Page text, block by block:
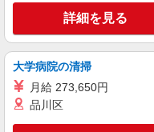
詳細を見る
大学病院の清掃
月給 273,650円
品川区